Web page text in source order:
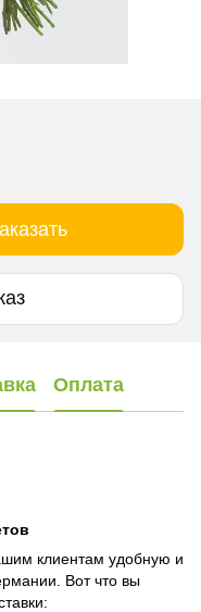
Оплата
клиентам удобную и
Вот что вы